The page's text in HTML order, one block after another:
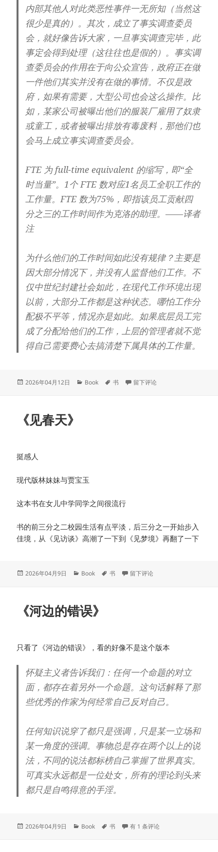
内部其他人对此类恶性事件一无所知（当然这
很少是真的）。其次，成立了事实调查委员
会，就好像告诉大家，一旦事实调查完毕，此
事定会得到处理（这往往也是假的）。事实调
查委员会的作用在于向公众宣告，政府正在做
一件他们其实并没有在做的事情。不仅是政
府，如果有需要，大型公司也会这么操作。比
如，某家公司被曝出他们的服装厂雇用了奴隶
或童工，或者被曝出排放有毒废料，那他们也
会马上成立事实调查委员会。
FTE 为 full-time equivalent 的缩写，即“全
时当量”。1个 FTE 数对应1名员工全职工作的
工作量。FTE 数为75%，即指该员工贡献四
分之三的工作时间作为克洛的助理。——译者
注
为什么他们的工作时间如此没有规律？主要是
因大部分情况下，并没有人监督他们工作。不
仅中世纪封建社会如此，在现代工作环境出现
以前，大部分工作都是这种状态。哪怕工作分
配极不平等，情况亦是如此。如果底层员工完
成了分配给他们的工作，上层的管理者就不觉
得自己需要费心去搞清楚下属具体的工作量。
发
2026年04月12日
分
Book
标
书 于《毫无意义的工作》
留下评论
《见春天》
挺感人
现代版林妹妹与贾宝玉
这本书在女儿中学同学之间很流行
书的前三分之二校园生活有点平淡，后三分之一开始步入
佳境，从《见访谈》高潮了一下到《见梦境》再翻了一下
发
2026年04月9日
分
Book
标
书 于《见春天》
留下评论
《河边的错误》
只看了《河边的错误》，看的好像不是这个版本
怀疑主义者告诉我们：任何一个命题的对立
面，都存在着另外一个命题。这句话解释了那
些优秀的作家为何经常自己反对自己。
任何知识说穿了都只是强调，只是某一立场和
某一角度的强调。事物总是存在两个以上的说
法，不同的说法都标榜自己掌握了世界真实。
可真实永远都是一位处女，所有的理论到头来
都只是自鸣得意的手淫。
发
2026年04月9日
分
Book
标
书 《河边的错误》
有 1 条评论